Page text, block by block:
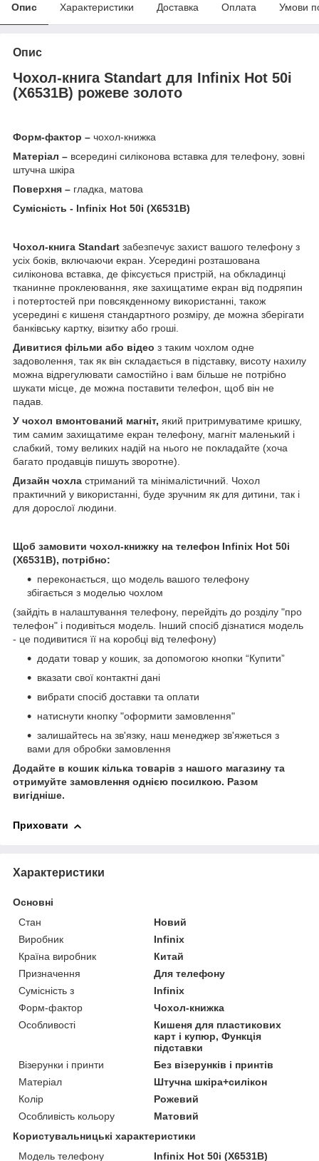
Опис Характеристики Доставка Оплата Умови
Опис
Чохол-книга Standart для Infinix Hot 50i
(X6531B) рожеве золото
Форм-фактор – чохол-книжка
Матеріал – всередині силіконова вставка для телефону, зовні
штучна шкіра
Поверхня – гладка, матова
Сумісність - Infinix Hot 50i (X6531B)
Чохол-книга Standart забезпечує захист вашого телефону з
усіх боків, включаючи екран. Усередині розташована
силіконова вставка, де фіксується пристрій, на обкладинці
тканинне проклеювання, яке захищатиме екран від подряпин
і потертостей при повсякденному використанні, також
усередині є кишеня стандартного розміру, де можна зберігати
банківську картку, візитку або гроші.
Дивитися фільми або відео з таким чохлом одне
задоволення, так як він складається в підставку, висоту нахилу
можна відрегулювати самостійно і вам більше не потрібно
шукати місце, де можна поставити телефон, щоб він не
падав.
У чохол вмонтований магніт, який притримуватиме кришку,
тим самим захищатиме екран телефону, магніт маленький і
слабкий, тому великих надій на нього не покладайте (хоча
багато продавців пишуть зворотне).
Дизайн чохла стриманий та мінімалістичний. Чохол
практичний у використанні, буде зручним як для дитини, так і
для дорослої людини.
Щоб замовити чохол-книжку на телефон Infinix Hot 50i
(X6531B), потрібно:
переконається, що модель вашого телефону
збігається з моделью чохлом
(зайдіть в налаштування телефону, перейдіть до розділу "про
телефон" і подивіться модель. Інший спосіб дізнатися модель
- це подивитися її на коробці від телефону)
додати товар у кошик, за допомогою кнопки “Купити”
вказати свої контактні дані
вибрати спосіб доставки та оплати
натиснути кнопку "оформити замовлення"
залишайтесь на зв'язку, наш менеджер зв'яжеться з
вами для обробки замовлення
Додайте в кошик кілька товарів з нашого магазину та
отримуйте замовлення однією посилкою. Разом
вигідніше.
Приховати
Характеристики
Основні
Стан
Новий
Виробник
Infinix
Країна виробник
Китай
Призначення
Для телефону
Сумісність з
Infinix
Форм-фактор
Чохол-книжка
Особливості
Кишеня для пластикових
карт і купюр, Функція
підставки
Візерунки і принти
Без візерунків і принтів
Матеріал
Штучна шкіра+силікон
Колір
Рожевий
Особливість кольору
Матовий
Користувальницькі характеристики
Модель телефону
Infinix Hot 50i (X6531B)